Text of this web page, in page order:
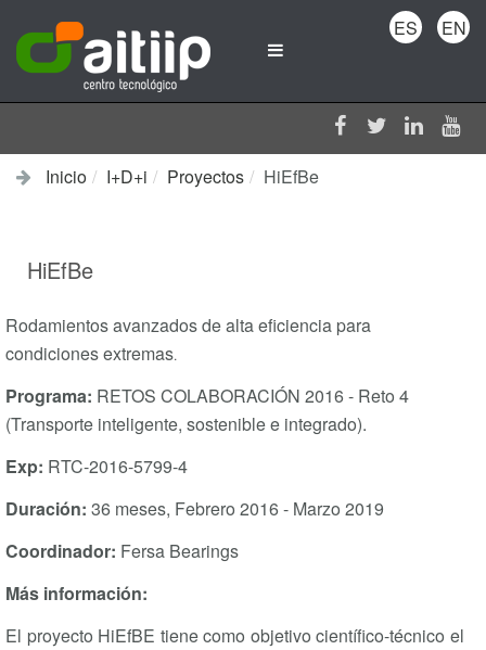
Inicio I+D+i Proyectos HiEfBe
HiEfBe
Rodamientos avanzados de alta eficiencia para
condiciones extremas.
Programa: RETOS COLABORACIÓN 2016 - Reto 4
(Transporte inteligente, sostenible e integrado).
Exp: RTC-2016-5799-4
Duración: 36 meses, Febrero 2016 - Marzo 2019
Coordinador: Fersa Bearings
Más información:
El proyecto HiEfBE tiene como objetivo científico-técnico el
ES EN